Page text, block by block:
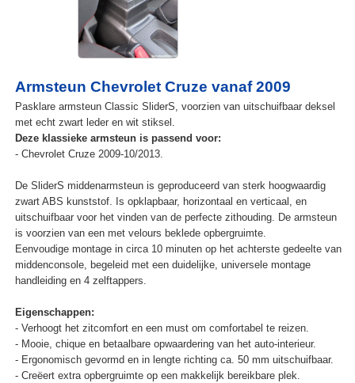
Armsteun Chevrolet Cruze vanaf 2009
Pasklare armsteun Classic SliderS, voorzien van uitschuifbaar deksel
met echt zwart leder en wit stiksel.
Deze klassieke armsteun is passend voor:
- Chevrolet Cruze 2009-10/2013.
De SliderS middenarmsteun is geproduceerd van sterk hoogwaardig
zwart ABS kunststof. Is opklapbaar, horizontaal en verticaal, en
uitschuifbaar voor het vinden van de perfecte zithouding. De armsteun
is voorzien van een met velours beklede opbergruimte.
Eenvoudige montage in circa 10 minuten op het achterste gedeelte van
middenconsole, begeleid met een duidelijke, universele montage
handleiding en 4 zelftappers.
Eigenschappen:
- Verhoogt het zitcomfort en een must om comfortabel te reizen.
- Mooie, chique en betaalbare opwaardering van het auto-interieur.
- Ergonomisch gevormd en in lengte richting ca. 50 mm uitschuifbaar.
- Creëert extra opbergruimte op een makkelijk bereikbare plek.